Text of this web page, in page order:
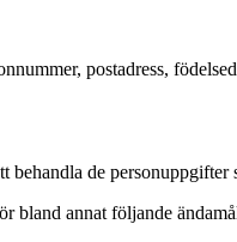
postadress,
behandla de
bland annat följande